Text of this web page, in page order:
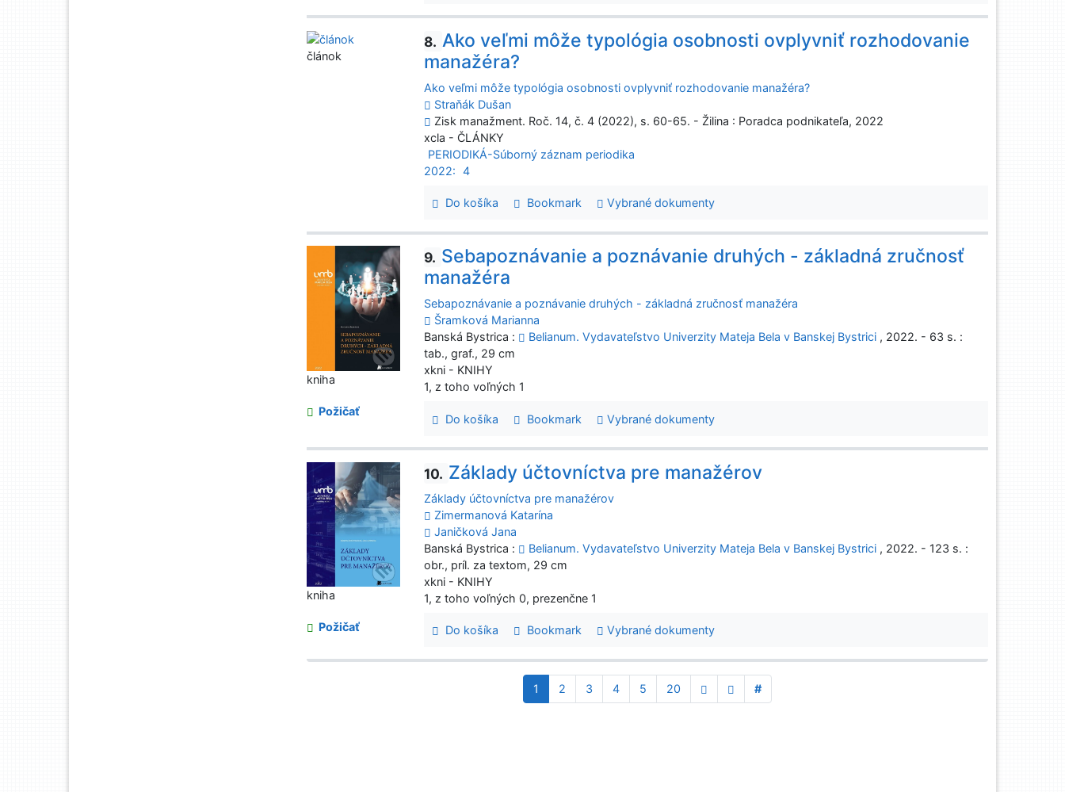
8. Ako veľmi môže typológia osobnosti ovplyvniť rozhodovanie
manažéra?
Ako veľmi môže typológia osobnosti ovplyvniť rozhodovanie manažéra?
Straňák Dušan
Zisk manažment. Roč. 14, č. 4 (2022), s. 60-65. - Žilina : Poradca podnikateľa, 2022
xcla - ČLÁNKY
PERIODIKÁ-Súborný záznam periodika
2022:
4
Do košíka Bookmark Vybrané dokumenty
článok
9. Sebapoznávanie a poznávanie druhých - základná zručnosť
manažéra
Sebapoznávanie a poznávanie druhých - základná zručnosť manažéra
Šramková Marianna
Banská Bystrica :
Belianum. Vydavateľstvo Univerzity Mateja Bela v Banskej Bystrici , 2022. - 63 s. :
tab., graf., 29 cm
xkni - KNIHY
1, z toho voľných 1
Do košíka Bookmark Vybrané dokumenty
kniha
Požičať
10. Základy účtovníctva pre manažérov
Základy účtovníctva pre manažérov
Zimermanová Katarína
Janičková Jana
Banská Bystrica :
Belianum. Vydavateľstvo Univerzity Mateja Bela v Banskej Bystrici , 2022. - 123 s. :
obr., príl. za textom, 29 cm
xkni - KNIHY
1, z toho voľných 0, prezenčne 1
Do košíka Bookmark Vybrané dokumenty
kniha
Požičať
1 2 3 4 5 20 #